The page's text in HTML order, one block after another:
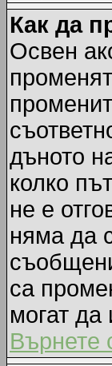
Как да
Освен
дъното
колко
не е
няма да
са
могат да
Върнете